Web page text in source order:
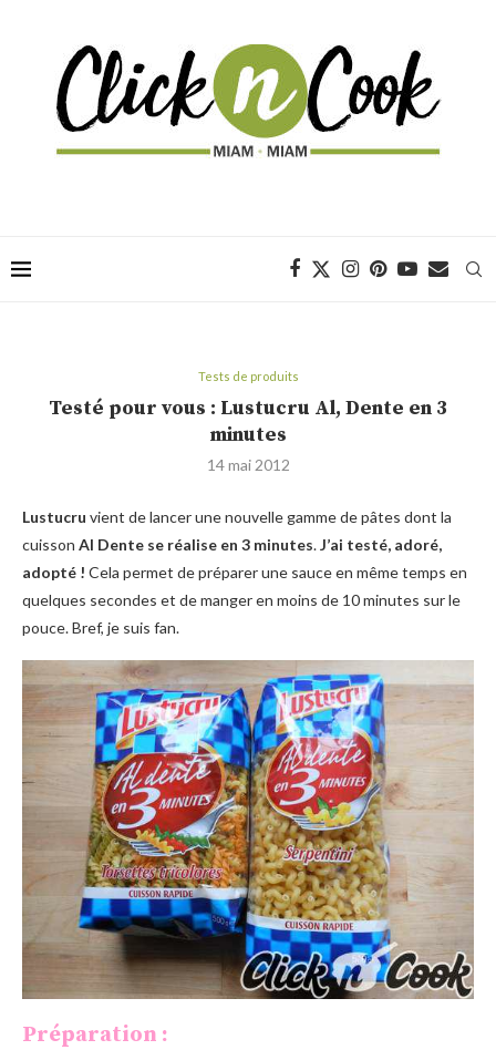
Tests de produits
Testé pour vous : Lustucru Al, Dente en 3
minutes
14 mai 2012
Lustucru vient de lancer une nouvelle gamme de pâtes dont la
cuisson Al Dente se réalise en 3 minutes.J’ai testé, adoré,
adopté ! Cela permet de préparer une sauce en même temps en
quelques secondes et de manger en moins de 10 minutes sur le
pouce. Bref, je suis fan.
Préparation :